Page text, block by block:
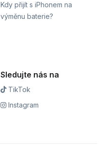
Kdy přijít s iPhonem na
výměnu baterie?
Sledujte nás na
TikTok
Instagram